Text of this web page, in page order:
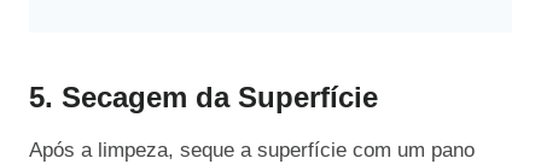
5. Secagem da Superfície
Após a limpeza, seque a superfície com um pano